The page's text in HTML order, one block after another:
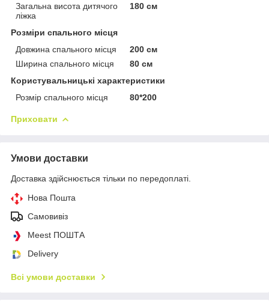
Загальна висота дитячого
ліжка
180 см
Розміри спального місця
Довжина спального місця
200 см
Ширина спального місця
80 см
Користувальницькі характеристики
Розмір спального місця
80*200
Приховати
Умови доставки
Доставка здійснюється тільки по передоплаті.
Нова Пошта
Самовивіз
Meest ПОШТА
Delivery
Всі умови доставки